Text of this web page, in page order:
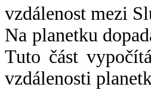
vzdálenost mezi
Na planetku
Tuto část
vzdálenosti